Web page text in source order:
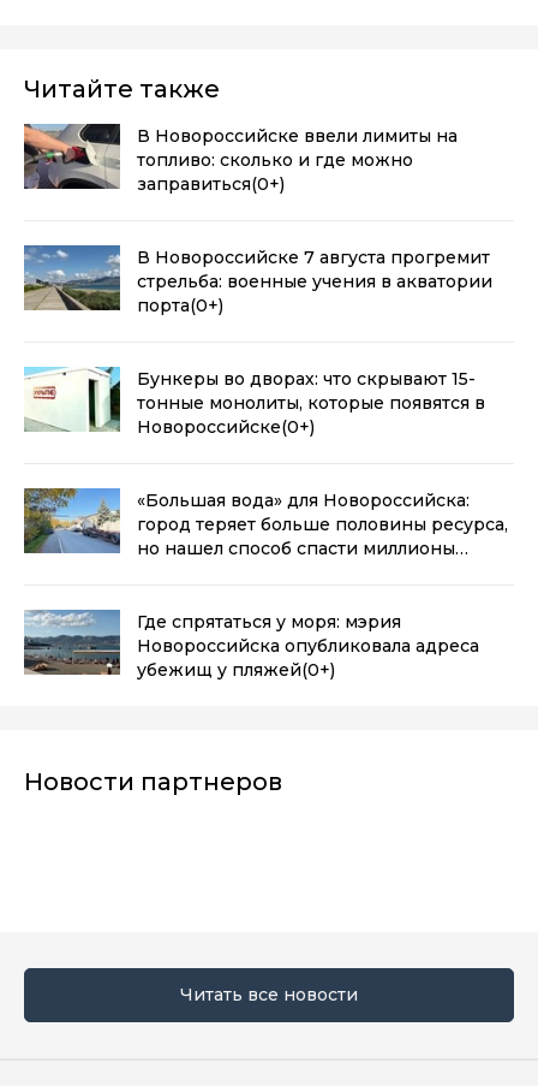
Читайте также
В Новороссийске ввели лимиты на
топливо: сколько и где можно
заправиться(0+)
В Новороссийске 7 августа прогремит
стрельба: военные учения в акватории
порта(0+)
Бункеры во дворах: что скрывают 15-
тонные монолиты, которые появятся в
Новороссийске(0+)
«Большая вода» для Новороссийска:
город теряет больше половины ресурса,
но нашел способ спасти миллионы
Где спрятаться у моря: мэрия
Новороссийска опубликовала адреса
убежищ у пляжей(0+)
Новости партнеров
Читать все новости